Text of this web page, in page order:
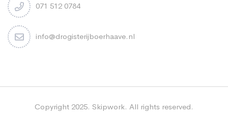
071 512 0784
info@drogisterijboerhaave.nl
Copyright 2025. Skipwork. All rights reserved.